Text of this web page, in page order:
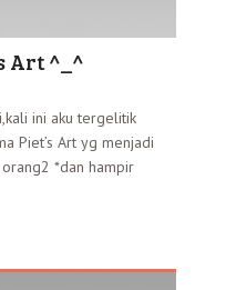
Art ^_^
ini aku tergelitik
Piet’s Art yg menjadi
*dan hampir